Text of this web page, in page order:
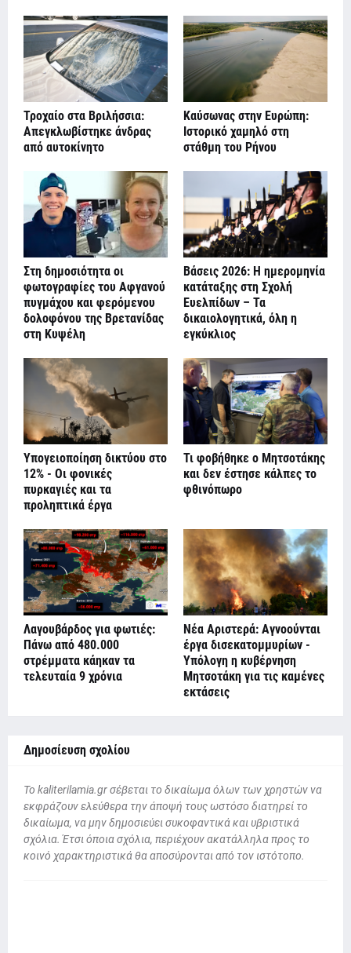
Τροχαίο στα Βριλήσσια:
Απεγκλωβίστηκε άνδρας
από αυτοκίνητο
Καύσωνας στην Ευρώπη:
Ιστορικό χαμηλό στη
στάθμη του Ρήνου
Στη δημοσιότητα οι
φωτογραφίες του Αφγανού
πυγμάχου και φερόμενου
δολοφόνου της Βρετανίδας
στη Κυψέλη
Βάσεις 2026: Η ημερομηνία
κατάταξης στη Σχολή
Ευελπίδων – Τα
δικαιολογητικά, όλη η
εγκύκλιος
Υπογειοποίηση δικτύου στο
12% - Οι φονικές
πυρκαγιές και τα
προληπτικά έργα
Τι φοβήθηκε ο Μητσοτάκης
και δεν έστησε κάλπες το
φθινόπωρο
Λαγουβάρδος για φωτιές:
Πάνω από 480.000
στρέμματα κάηκαν τα
τελευταία 9 χρόνια
Νέα Αριστερά: Αγνοούνται
έργα δισεκατομμυρίων -
Υπόλογη η κυβέρνηση
Μητσοτάκη για τις καμένες
εκτάσεις
Δημοσίευση σχολίου
To kaliterilamia.gr σέβεται το δικαίωμα όλων των χρηστών να
εκφράζουν ελεύθερα την άποψή τους ωστόσο διατηρεί το
δικαίωμα, να μην δημοσιεύει συκοφαντικά και υβριστικά
σχόλια. Έτσι όποια σχόλια, περιέχουν ακατάλληλα προς το
κοινό χαρακτηριστικά θα αποσύρονται από τον ιστότοπο.